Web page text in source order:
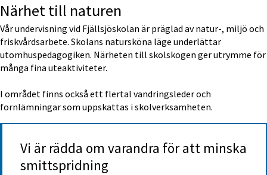
Närhet till naturen
Vår undervisning vid Fjällsjöskolan är präglad av natur-, miljö och
friskvårdsarbete. Skolans natursköna läge underlättar
utomhuspedagogiken. Närheten till skolskogen ger utrymme för
många fina uteaktiviteter.
I området finns också ett flertal vandringsleder och
fornlämningar som uppskattas i skolverksamheten.
Vi är rädda om varandra för att minska
smittspridning